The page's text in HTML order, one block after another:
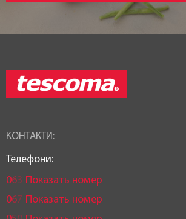
КОНТАКТИ:
Телефони:
063 Показать номер
067 Показать номер